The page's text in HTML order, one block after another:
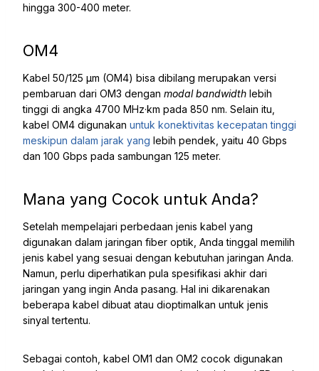
hingga 300-400 meter.
OM4
Kabel 50/125 μm (OM4) bisa dibilang merupakan versi
pembaruan dari OM3 dengan modal bandwidth lebih
tinggi di angka 4700 MHz·km pada 850 nm. Selain itu,
kabel OM4 digunakan untuk konektivitas kecepatan tinggi
meskipun dalam jarak yang lebih pendek, yaitu 40 Gbps
dan 100 Gbps pada sambungan 125 meter.
Mana yang Cocok untuk Anda?
Setelah mempelajari perbedaan jenis kabel yang
digunakan dalam jaringan fiber optik, Anda tinggal memilih
jenis kabel yang sesuai dengan kebutuhan jaringan Anda.
Namun, perlu diperhatikan pula spesifikasi akhir dari
jaringan yang ingin Anda pasang. Hal ini dikarenakan
beberapa kabel dibuat atau dioptimalkan untuk jenis
sinyal tertentu.
Sebagai contoh, kabel OM1 dan OM2 cocok digunakan